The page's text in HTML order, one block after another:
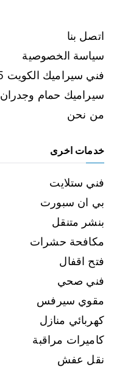
اتصل بنا
سياسة الخصوصية
سيراميك حمام وجدران
من نحن
خدمات اخرى
فني ستلايت
بي ان سبورت
بنشر متنقل
مكافحة حشرات
فتح اقفال
فني صحي
مقوي سيرفس
كهربائي منازل
كاميرات مراقبة
نقل عفش